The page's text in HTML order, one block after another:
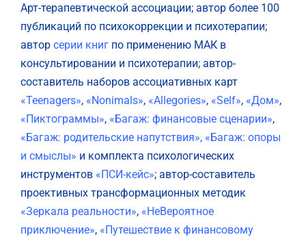
Арт-терапевтической ассоциации; автор более 100
публикаций по психокоррекции и психотерапии;
автор серии книг по применению МАК в
консультировании и психотерапии; автор-
составитель наборов ассоциативных карт
«Teenagers», «Nonimals», «Allegories», «Self», «Дом»,
«Пиктограммы», «Багаж: финансовые сценарии»,
«Багаж: родительские напутствия», «Багаж: опоры
и смыслы» и комплекта психологических
инструментов «ПСИ-кейс»; автор-составитель
проективных трансформационных методик
«Зеркала реальности», «НеВероятное
приключение», «Путешествие к финансовому